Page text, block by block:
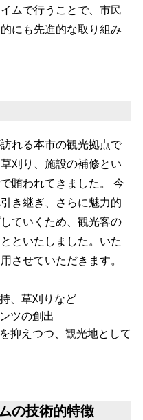
ムで行うことで、市民
にも先進的な取り組み
れる本市の観光拠点で
刈り、施設の補修とい
賄われてきました。 今
き継ぎ、さらに魅力的
ていくため、観光客の
といたしました。いた
させていただきます。
、草刈りなど
ツの創出
抑えつつ、観光地として
の技術的特徴